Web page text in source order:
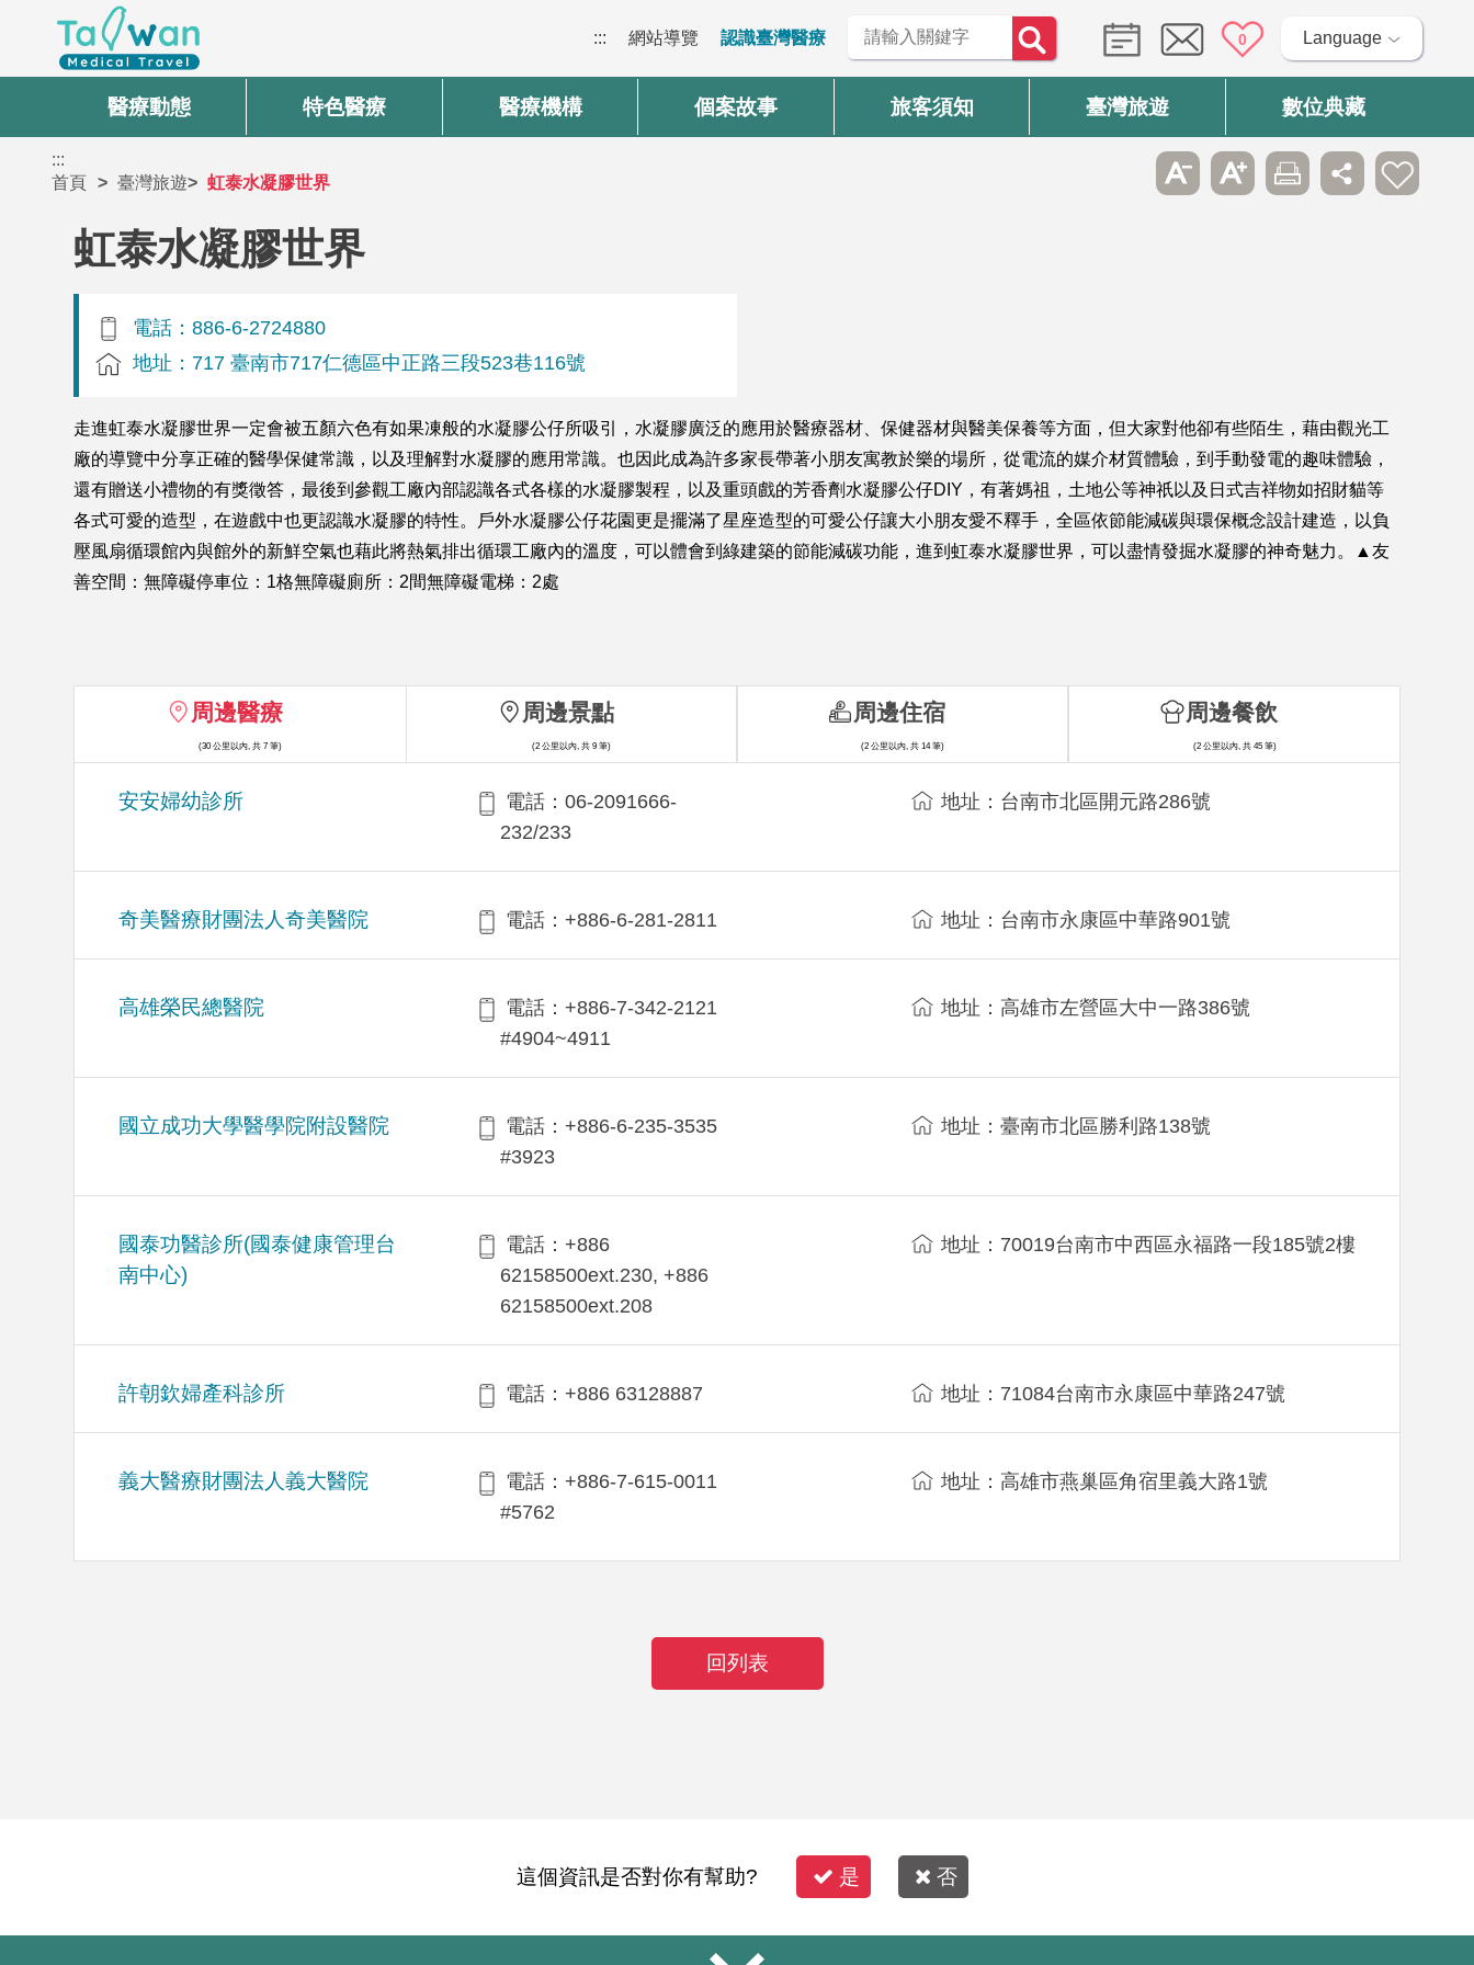
::: 網站導覽 認識臺灣醫療 0 Language
醫療動態 特色醫療 醫療機構 個案故事 旅客須知 臺灣旅遊 數位典藏
:::
首頁
臺灣旅遊 虹泰水凝膠世界
虹泰水凝膠世界
電話：886-6-2724880
地址：717 臺南市717仁德區中正路三段523巷116號
走進虹泰水凝膠世界一定會被五顏六色有如果凍般的水凝膠公仔所吸引，水凝膠廣泛的應用於醫療器材、保健器材與醫美保養等方面，但大家對他卻有些陌生，藉由觀光工
廠的導覽中分享正確的醫學保健常識，以及理解對水凝膠的應用常識。也因此成為許多家長帶著小朋友寓教於樂的場所，從電流的媒介材質體驗，到手動發電的趣味體驗，
還有贈送小禮物的有獎徵答，最後到參觀工廠內部認識各式各樣的水凝膠製程，以及重頭戲的芳香劑水凝膠公仔DIY，有著媽祖，土地公等神祇以及日式吉祥物如招財貓等
各式可愛的造型，在遊戲中也更認識水凝膠的特性。戶外水凝膠公仔花園更是擺滿了星座造型的可愛公仔讓大小朋友愛不釋手，全區依節能減碳與環保概念設計建造，以負
壓風扇循環館內與館外的新鮮空氣也藉此將熱氣排出循環工廠內的溫度，可以體會到綠建築的節能減碳功能，進到虹泰水凝膠世界，可以盡情發掘水凝膠的神奇魅力。▲友
善空間：無障礙停車位：1格無障礙廁所：2間無障礙電梯：2處
周邊醫療
(30 公里以內, 共 7 筆)
安安婦幼診所
電話：06-2091666-
232/233
地址：台南市北區開元路286號
奇美醫療財團法人奇美醫院 電話：+886-6-281-2811 地址：台南市永康區中華路901號
高雄榮民總醫院
電話：+886-7-342-2121
#4904~4911
地址：高雄市左營區大中一路386號
國立成功大學醫學院附設醫院
電話：+886-6-235-3535
#3923
地址：臺南市北區勝利路138號
國泰功醫診所(國泰健康管理台
南中心)
電話：+886
62158500ext.230, +886
62158500ext.208
地址：70019台南市中西區永福路一段185號2樓
許朝欽婦產科診所 電話：+886 63128887 地址：71084台南市永康區中華路247號
義大醫療財團法人義大醫院
電話：+886-7-615-0011
#5762
地址：高雄市燕巢區角宿里義大路1號
周邊景點
(2 公里以內, 共 9 筆)
周邊住宿
(2 公里以內, 共 14 筆)
周邊餐飲
(2 公里以內, 共 45 筆)
回列表
這個資訊是否對你有幫助? 是 否